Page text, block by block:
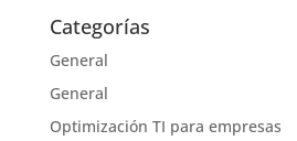
Categorías
General
General
Optimización TI para empresas